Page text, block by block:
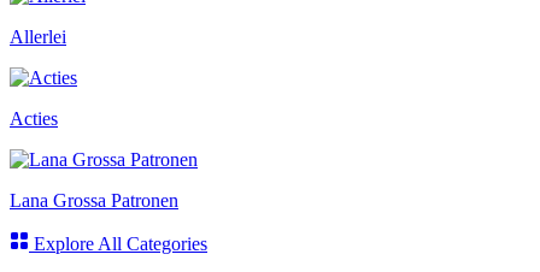
Allerlei
Acties
Lana Grossa Patronen
Explore All Categories